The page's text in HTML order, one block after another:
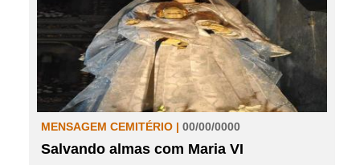
MENSAGEM CEMITÉRIO | 00/00/0000
Salvando almas com Maria VI